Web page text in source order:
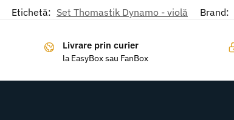
Etichetă: Set Thomastik Dynamo - violă Brand:
Livrare prin curier
la EasyBox sau FanBox